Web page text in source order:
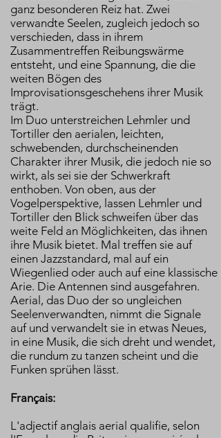
ganz besonderen Reiz hat. Zwei
verwandte Seelen, zugleich jedoch so
verschieden, dass in ihrem
Zusammentreffen Reibungswärme
entsteht, und eine Spannung, die die
weiten Bögen des
Improvisationsgeschehens ihrer Musik
trägt.
Im Duo unterstreichen Lehmler und
Tortiller den aerialen, leichten,
schwebenden, durchscheinenden
Charakter ihrer Musik, die jedoch nie so
wirkt, als sei sie der Schwerkraft
enthoben. Von oben, aus der
Vogelperspektive, lassen Lehmler und
Tortiller den Blick schweifen über das
weite Feld an Möglichkeiten, das ihnen
ihre Musik bietet. Mal treffen sie auf
einen Jazzstandard, mal auf ein
Wiegenlied oder auch auf eine klassische
Arie. Die Antennen sind ausgefahren.
Aerial, das Duo der so ungleichen
Seelenverwandten, nimmt die Signale
auf und verwandelt sie in etwas Neues,
in eine Musik, die sich dreht und wendet,
die rundum zu tanzen scheint und die
Funken sprühen lässt.
Français:
L'adjectif anglais aerial qualifie, selon